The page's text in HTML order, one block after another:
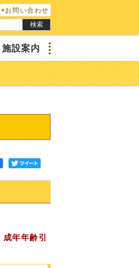
お問い合わせ
検索
施設案内
成年年齢引